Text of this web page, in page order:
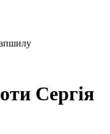
Сергія